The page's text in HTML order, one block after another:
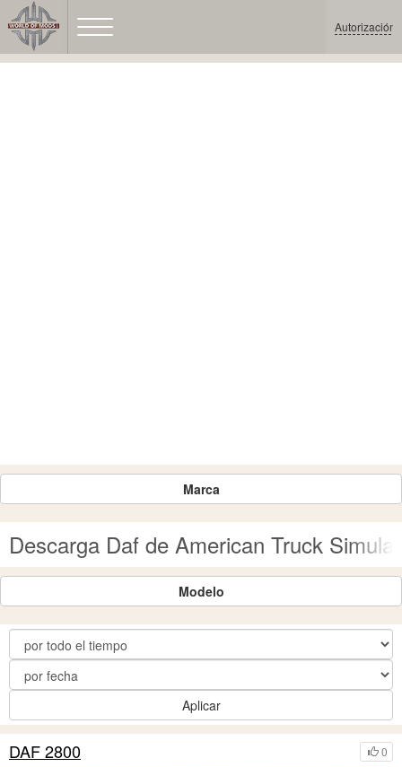
Autorización
Marca
Descarga Daf de American Truck
Modelo
Aplicar
0
DAF 2800